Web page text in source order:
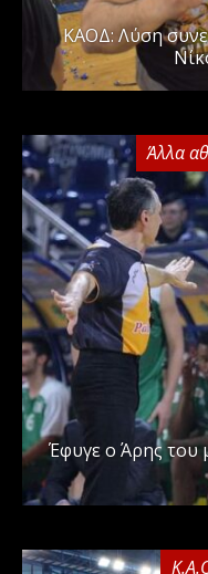
ΚΑΟΔ: Λύση
Άλλα
Έφυγε ο Άρης του